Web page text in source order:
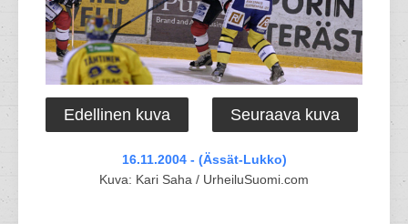
Edellinen kuva Seuraava kuva
16.11.2004 - (Ässät-Lukko)
Kuva: Kari Saha / UrheiluSuomi.com